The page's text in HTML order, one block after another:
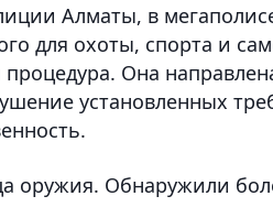
Алматы, в
для охоты, спорта и
Она
установленных
оружия. Обнаружили